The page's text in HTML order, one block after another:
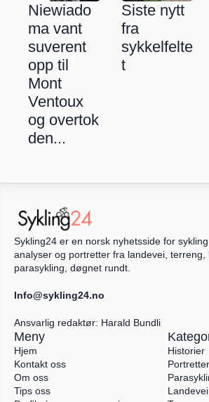
Niewiado
ma vant
suverent
opp til
Mont
Ventoux
og overtok
den...
Siste nytt
fra
sykkelfelte
t
Sykling24 er en norsk nyhetsside for
analyser og portretter fra landevei, terreng,
parasykling, døgnet rundt.
Info@sykling24.no
Ansvarlig redaktør: Harald Bundli
Meny
Hjem
Kontakt oss
Om oss
Tips oss
Historier
Portretter
Landevei